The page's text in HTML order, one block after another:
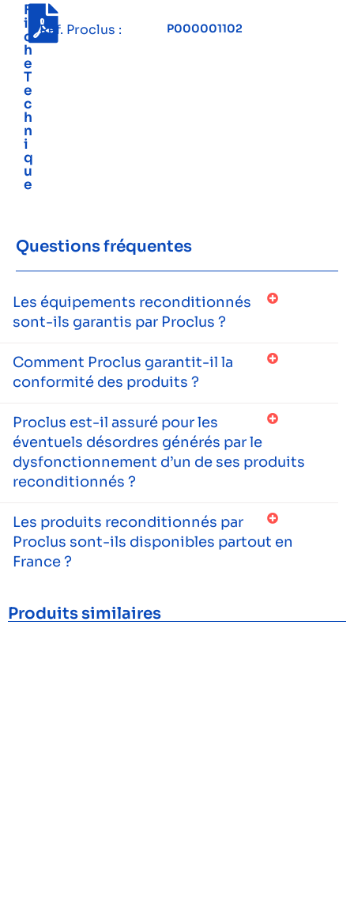
F
i
c
h
e
T
e
c
h
n
i
q
u
e
Réf. Proclus : P000001102
Questions fréquentes
Les équipements reconditionnés
sont-ils garantis par Proclus ?
Comment Proclus garantit-il la
conformité des produits ?
Proclus est-il assuré pour les
éventuels désordres générés par le
dysfonctionnement d’un de ses produits
reconditionnés ?
Les produits reconditionnés par
Proclus sont-ils disponibles partout en
France ?
Produits similaires